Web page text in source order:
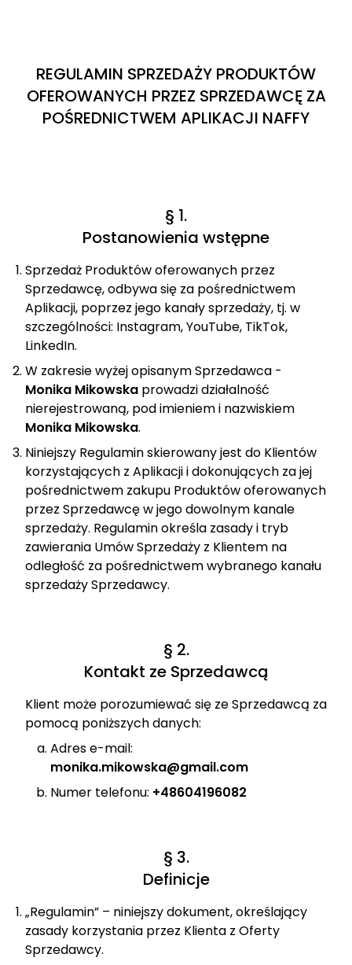
REGULAMIN SPRZEDAŻY PRODUKTÓW
OFEROWANYCH PRZEZ SPRZEDAWCĘ ZA
POŚREDNICTWEM APLIKACJI NAFFY
§ 1.
Postanowienia wstępne
Sprzedaż Produktów oferowanych przez
Sprzedawcę, odbywa się za pośrednictwem
Aplikacji, poprzez jego kanały sprzedaży, tj. w
szczególności: Instagram, YouTube, TikTok,
LinkedIn.
W zakresie wyżej opisanym Sprzedawca -
Monika Mikowska prowadzi działalność
nierejestrowaną, pod imieniem i nazwiskiem
Monika Mikowska.
Niniejszy Regulamin skierowany jest do Klientów
korzystających z Aplikacji i dokonujących za jej
pośrednictwem zakupu Produktów oferowanych
przez Sprzedawcę w jego dowolnym kanale
sprzedaży. Regulamin określa zasady i tryb
zawierania Umów Sprzedaży z Klientem na
odległość za pośrednictwem wybranego kanału
sprzedaży Sprzedawcy.
§ 2.
Kontakt ze Sprzedawcą
Klient może porozumiewać się ze Sprzedawcą za
pomocą poniższych danych:
Adres e-mail:
monika.mikowska@gmail.com
Numer telefonu: +48604196082
§ 3.
Definicje
„Regulamin” – niniejszy dokument, określający
zasady korzystania przez Klienta z Oferty
Sprzedawcy.